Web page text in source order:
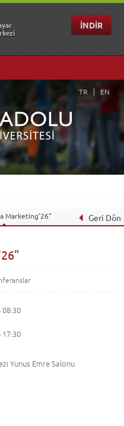
TR EN
Marketing'26" Geri Dön
08:30
17:30
Yunus Emre Salonu